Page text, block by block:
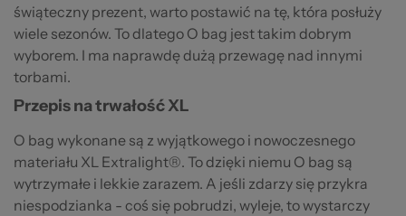
świąteczny prezent, warto postawić na tę, która posłuży
wiele sezonów. To dlatego O bag jest takim dobrym
wyborem. I ma naprawdę dużą przewagę nad innymi
torbami.
Przepis na trwałość XL
O bag wykonane są z wyjątkowego i nowoczesnego
materiału XL Extralight®. To dzięki niemu O bag są
wytrzymałe i lekkie zarazem. A jeśli zdarzy się przykra
niespodzianka - coś się pobrudzi, wyleje, to wystarczy